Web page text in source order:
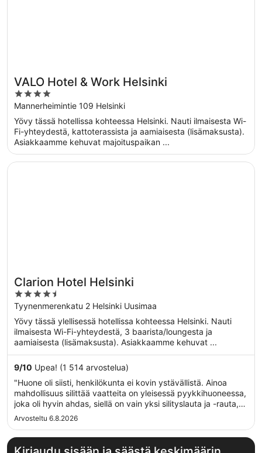
VALO Hotel & Work Helsinki
4
out
of
5
Mannerheimintie 109 Helsinki
Yövy tässä hotellissa kohteessa Helsinki. Nauti ilmaisesta Wi-
Fi-yhteydestä, kattoterassista ja aamiaisesta (lisämaksusta).
Asiakkaamme kehuvat majoituspaikan ...
Clarion Hotel Helsinki
4.5
out
of
5
Tyynenmerenkatu 2 Helsinki Uusimaa
Yövy tässä ylellisessä hotellissa kohteessa Helsinki. Nauti
ilmaisesta Wi-Fi-yhteydestä, 3 baarista/loungesta ja
aamiaisesta (lisämaksusta). Asiakkaamme kehuvat ...
9/10 Upea! (1 514 arvostelua)
"Huone oli siisti, henkilökunta ei kovin ystävällistä. Ainoa
mahdollisuus silittää vaatteita on yleisessä pyykkihuoneessa,
joka oli hyvin ahdas, siellä on vain yksi silityslauta ja -rauta, ei
vesipistettä josta ottaa vettä rautaa varten."
Arvosteltu 6.8.2026
Avautuu uuteen ikkunaan
Clarion Hotel Helsinki